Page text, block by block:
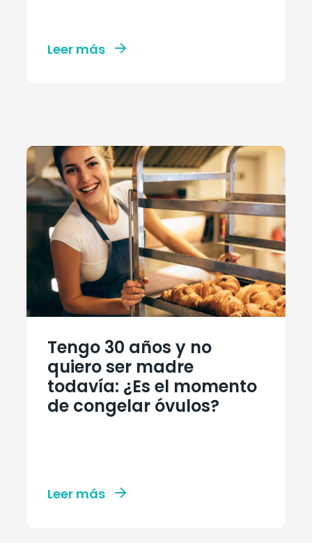
Leer más
Tengo 30 años y no
quiero ser madre
todavía: ¿Es el momento
de congelar óvulos?
Leer más